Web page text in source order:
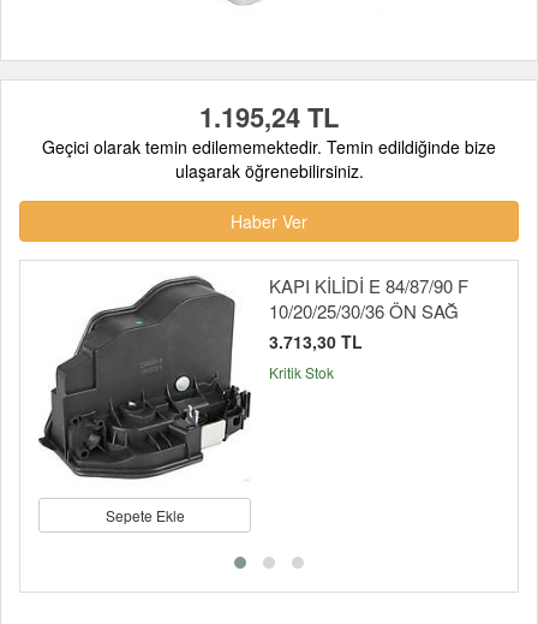
1.195,24 TL
Geçici olarak temin edilememektedir. Temin edildiğinde bize
ulaşarak öğrenebilirsiniz.
Haber Ver
Sepete Ekle
KAPI KİLİDİ E 84/87/90 F
10/20/25/30/36 ÖN SAĞ
3.713,30 TL
Kritik Stok